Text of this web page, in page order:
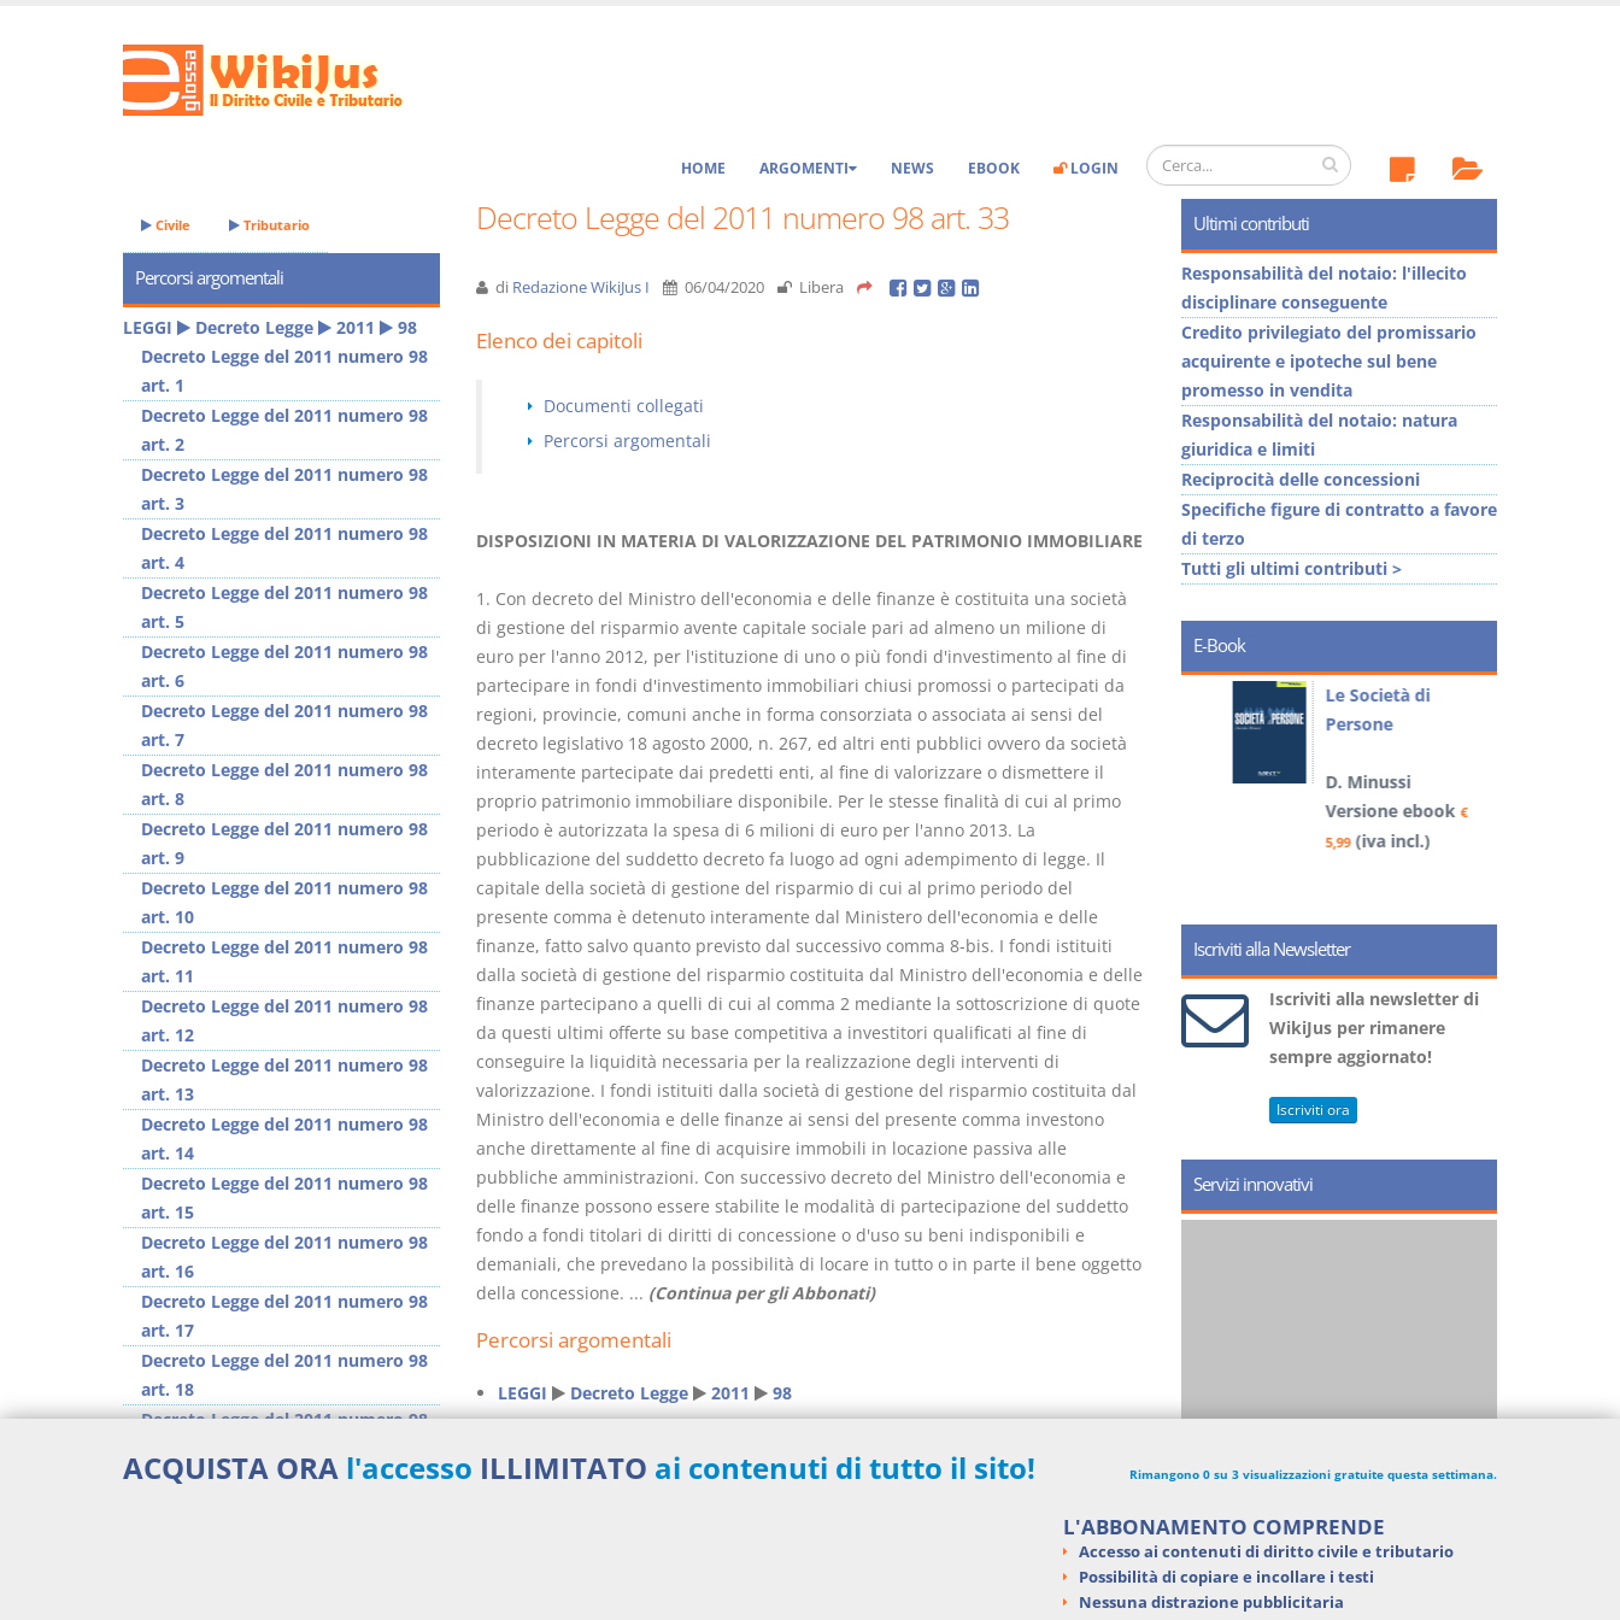
HOME ARGOMENTI NEWS EBOOK LOGIN
Decreto Legge del 2011 numero 98 art. 33
di Redazione WikiJus I 06/04/2020 Libera
Elenco dei capitoli
Documenti collegati
Percorsi argomentali
DISPOSIZIONI IN MATERIA DI VALORIZZAZIONE DEL PATRIMONIO IMMOBILIARE
1. Con decreto del Ministro dell'economia e delle finanze è costituita una società
di gestione del risparmio avente capitale sociale pari ad almeno un milione di
euro per l'anno 2012, per l'istituzione di uno o più fondi d'investimento al fine di
partecipare in fondi d'investimento immobiliari chiusi promossi o partecipati da
regioni, provincie, comuni anche in forma consorziata o associata ai sensi del
decreto legislativo 18 agosto 2000, n. 267, ed altri enti pubblici ovvero da società
interamente partecipate dai predetti enti, al fine di valorizzare o dismettere il
proprio patrimonio immobiliare disponibile. Per le stesse finalità di cui al primo
periodo è autorizzata la spesa di 6 milioni di euro per l'anno 2013. La
pubblicazione del suddetto decreto fa luogo ad ogni adempimento di legge. Il
capitale della società di gestione del risparmio di cui al primo periodo del
presente comma è detenuto interamente dal Ministero dell'economia e delle
finanze, fatto salvo quanto previsto dal successivo comma 8-bis. I fondi istituiti
dalla società di gestione del risparmio costituita dal Ministro dell'economia e delle
finanze partecipano a quelli di cui al comma 2 mediante la sottoscrizione di quote
da questi ultimi offerte su base competitiva a investitori qualificati al fine di
conseguire la liquidità necessaria per la realizzazione degli interventi di
valorizzazione. I fondi istituiti dalla società di gestione del risparmio costituita dal
Ministro dell'economia e delle finanze ai sensi del presente comma investono
anche direttamente al fine di acquisire immobili in locazione passiva alle
pubbliche amministrazioni. Con successivo decreto del Ministro dell'economia e
delle finanze possono essere stabilite le modalità di partecipazione del suddetto
fondo a fondi titolari di diritti di concessione o d'uso su beni indisponibili e
demaniali, che prevedano la possibilità di locare in tutto o in parte il bene oggetto
della concessione. ... (Continua per gli Abbonati)
Percorsi argomentali
LEGGI Decreto Legge 2011 98
Civile Tributario
Percorsi argomentali
LEGGI Decreto Legge 2011
98
Decreto Legge del 2011 numero 98
art. 1
Decreto Legge del 2011 numero 98
art. 2
Decreto Legge del 2011 numero 98
art. 3
Decreto Legge del 2011 numero 98
art. 4
Decreto Legge del 2011 numero 98
art. 5
Decreto Legge del 2011 numero 98
art. 6
Decreto Legge del 2011 numero 98
art. 7
Decreto Legge del 2011 numero 98
art. 8
Decreto Legge del 2011 numero 98
art. 9
Decreto Legge del 2011 numero 98
art. 10
Decreto Legge del 2011 numero 98
art. 11
Decreto Legge del 2011 numero 98
art. 12
Decreto Legge del 2011 numero 98
art. 13
Decreto Legge del 2011 numero 98
art. 14
Decreto Legge del 2011 numero 98
art. 15
Decreto Legge del 2011 numero 98
art. 16
Decreto Legge del 2011 numero 98
art. 17
Decreto Legge del 2011 numero 98
art. 18
Decreto Legge del 2011 numero 98
Decreto Legge del 2011 numero 98
Ultimi contributi
Responsabilità del notaio: l'illecito
disciplinare conseguente
Credito privilegiato del promissario
acquirente e ipoteche sul bene
promesso in vendita
Responsabilità del notaio: natura
giuridica e limiti
Reciprocità delle concessioni
Specifiche figure di contratto a favore
di terzo
Tutti gli ultimi contributi >
E-Book
Prescrizione e
Versione ebook
(iva incl.)
Rapporto e
relazione giuridica
D. Minussi
Versione ebook€
5,99 (iva incl.)
I Singoli Contratti
D. Minussi
Versione ebook€
5,99 (iva incl.)
Il Condominio
La riforma di cui alla
legge 220/2012
S. D'Andrea – D.
Minussi
Versione ebook
(iva incl.)
Le Società di
Persone
D. Minussi
Versione ebook€
(iva incl.)
Iscriviti alla Newsletter
Iscriviti alla newsletter di
WikiJus per rimanere
sempre aggiornato!
Iscriviti ora
Servizi innovativi
ACQUISTA ORA l'accesso ILLIMITATO ai contenuti di tutto il sito! Rimangono 0 su 3 visualizzazioni gratuite questa settimana.
L'ABBONAMENTO COMPRENDE
Accesso ai contenuti di diritto civile e tributario
Possibilità di copiare e incollare i testi
Nessuna distrazione pubblicitaria